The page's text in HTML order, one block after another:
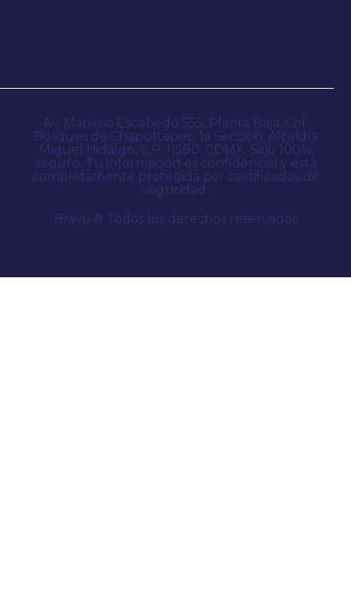
Av. Mariano Escobedo 555, Planta Baja, Col.
Bosques de Chapultepec, 1a Sección, Alcaldía
Miguel Hidalgo, C.P. 11580, CDMX. Sitio 100%
seguro. Tu información es confidencial y está
completamente protegida por certificados de
seguridad.
Bravo ® Todos los derechos reservados